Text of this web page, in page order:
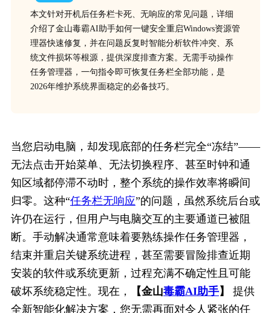
本文针对开机后任务栏卡死、无响应的常见问题，详细
介绍了金山毒霸AI助手如何一键安全重启Windows资源管
理器快速修复，并在问题反复时智能分析软件冲突、系
统文件损坏等根源，提供深度排查方案。无需手动操作
任务管理器，一句指令即可恢复任务栏全部功能，是
2026年维护系统界面稳定的必备技巧。
当您启动电脑，却发现底部的任务栏完全“冻结”——
无法点击开始菜单、无法切换程序、甚至时钟和通
知区域都停滞不动时，整个系统的操作效率将瞬间
归零。这种“任务栏无响应”的问题，虽然系统后台或
许仍在运行，但用户与电脑交互的主要通道已被阻
断。手动解决通常意味着要熟练操作任务管理器，
结束并重启关键系统进程，甚至需要冒险排查近期
安装的软件或系统更新，过程充满不确定性且可能
破坏系统稳定性。现在，
【金山毒霸AI助手】
提供
全新智能化解决方案，您无需再面对令人紧张的任